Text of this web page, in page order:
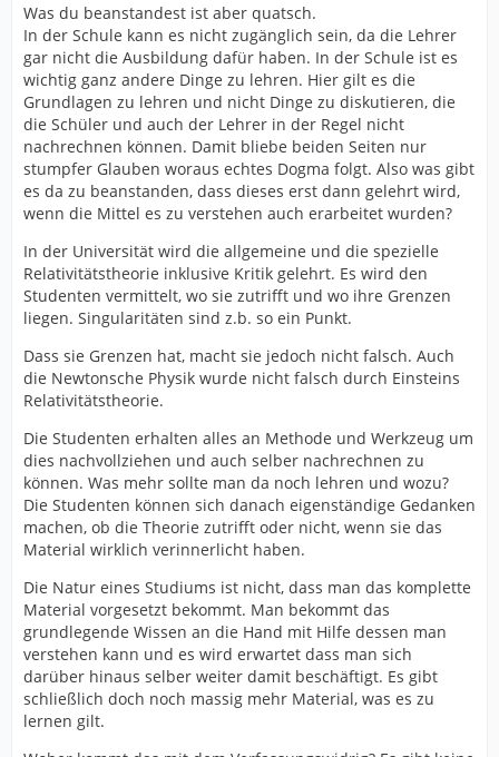
Was du beanstandest ist aber quatsch.
In der Schule kann es nicht zugänglich sein, da die Lehrer
gar nicht die Ausbildung dafür haben. In der Schule ist es
wichtig ganz andere Dinge zu lehren. Hier gilt es die
Grundlagen zu lehren und nicht Dinge zu diskutieren, die
die Schüler und auch der Lehrer in der Regel nicht
nachrechnen können. Damit bliebe beiden Seiten nur
stumpfer Glauben woraus echtes Dogma folgt. Also was gibt
es da zu beanstanden, dass dieses erst dann gelehrt wird,
wenn die Mittel es zu verstehen auch erarbeitet wurden?
In der Universität wird die allgemeine und die spezielle
Relativitätstheorie inklusive Kritik gelehrt. Es wird den
Studenten vermittelt, wo sie zutrifft und wo ihre Grenzen
liegen. Singularitäten sind z.b. so ein Punkt.
Dass sie Grenzen hat, macht sie jedoch nicht falsch. Auch
die Newtonsche Physik wurde nicht falsch durch Einsteins
Relativitätstheorie.
Die Studenten erhalten alles an Methode und Werkzeug um
dies nachvollziehen und auch selber nachrechnen zu
können. Was mehr sollte man da noch lehren und wozu?
Die Studenten können sich danach eigenständige Gedanken
machen, ob die Theorie zutrifft oder nicht, wenn sie das
Material wirklich verinnerlicht haben.
Die Natur eines Studiums ist nicht, dass man das komplette
Material vorgesetzt bekommt. Man bekommt das
grundlegende Wissen an die Hand mit Hilfe dessen man
verstehen kann und es wird erwartet dass man sich
darüber hinaus selber weiter damit beschäftigt. Es gibt
schließlich doch noch massig mehr Material, was es zu
lernen gilt.